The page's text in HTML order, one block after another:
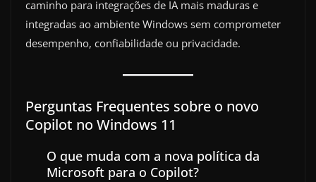
caminho para integrações de IA mais maduras e
integradas ao ambiente Windows sem comprometer
desempenho, confiabilidade ou privacidade.
Perguntas Frequentes sobre o novo
Copilot no Windows 11
O que muda com a nova política da
Microsoft para o Copilot?